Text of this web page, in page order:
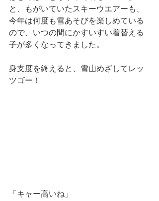
と、もがいていたスキーウエアーも、
今年は何度も雪あそびを楽しめている
ので、いつの間にかすいすい着替える
子が多くなってきました。
身支度を終えると、雪山めざしてレッ
ツゴー！
「キャー高いね」